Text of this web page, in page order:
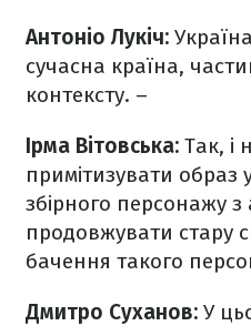
Антоніо Лукіч:
сучасна країна,
контексту. –
Ірма Вітовська: Так, і
примітизувати образ
збірного персонажу з
продовжувати стару
бачення такого
Дмитро Суханов: У